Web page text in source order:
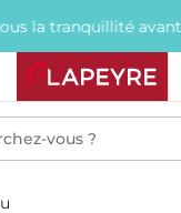
avant vos